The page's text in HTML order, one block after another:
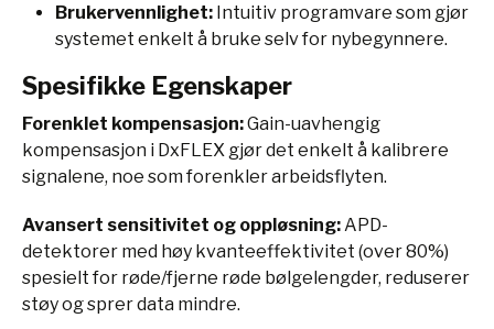
Brukervennlighet: Intuitiv programvare som gjør
systemet enkelt å bruke selv for nybegynnere.
Spesifikke Egenskaper
Forenklet kompensasjon:Gain-uavhengig
kompensasjon i DxFLEX gjør det enkelt å kalibrere
signalene, noe som forenkler arbeidsflyten.
Avansert sensitivitet og oppløsning:APD-
detektorer med høy kvanteeffektivitet (over 80%)
spesielt for røde/fjerne røde bølgelengder, reduserer
støy og sprer data mindre.